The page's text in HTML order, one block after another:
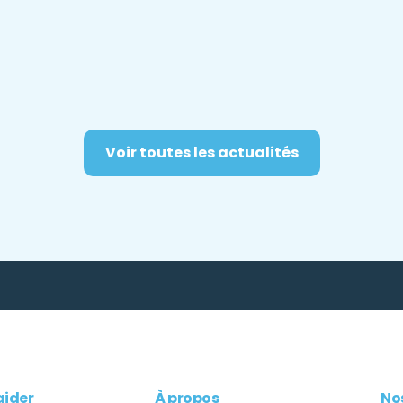
Voir toutes les actualités
À propos